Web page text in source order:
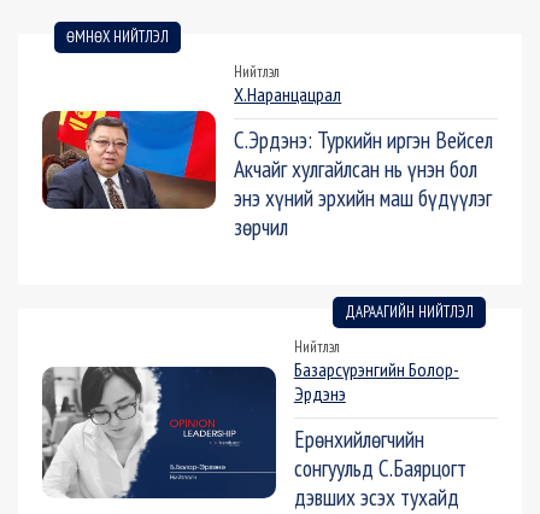
ӨМНӨХ НИЙТЛЭЛ
Нийтлэл
Х.Наранцацрал
С.Эрдэнэ: Туркийн иргэн Вейсел
Акчайг хулгайлсан нь үнэн бол
энэ хүний эрхийн маш бүдүүлэг
зөрчил
ДАРААГИЙН НИЙТЛЭЛ
Нийтлэл
Базарсүрэнгийн Болор-
Эрдэнэ
Ерөнхийлөгчийн
сонгуульд С.Баярцогт
дэвших эсэх тухайд